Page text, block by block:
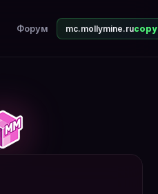
Форум mc.mollymine.ru